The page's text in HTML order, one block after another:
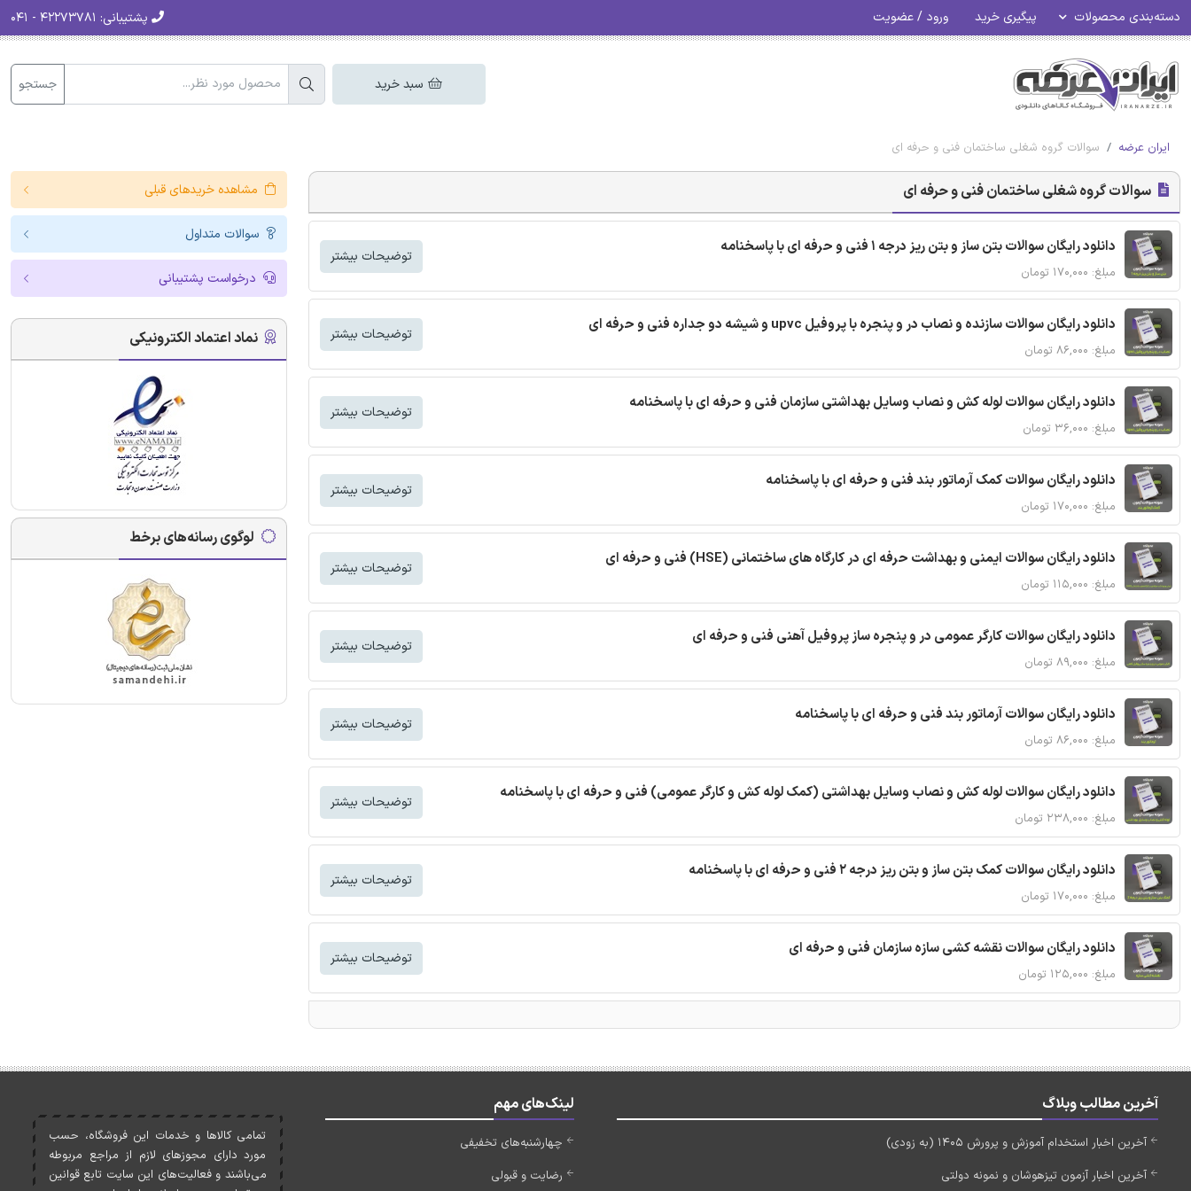
دسته‌بندی محصولات پیگیری خرید ورود / عضویت پشتیبانی:
سبد خرید جستجو
ایران عرضه سوالات گروه شغلی ساختمان فنی و حرفه ای
سوالات گروه شغلی ساختمان فنی و حرفه ای
دانلود رایگان سوالات بتن ساز و بتن ریز درجه 1 فنی و حرفه ای با پاسخنامه
مبلغ: ۱۷۰,۰۰۰ تومان
توضیحات بیشتر
دانلود رایگان سوالات سازنده و نصاب در و پنجره با پروفیل upvc و شیشه دو جداره فنی و حرفه ای
مبلغ: ۸۶,۰۰۰ تومان
توضیحات بیشتر
دانلود رایگان سوالات لوله کش و نصاب وسایل بهداشتی سازمان فنی و حرفه ای با پاسخنامه
مبلغ: ۳۶,۰۰۰ تومان
توضیحات بیشتر
دانلود رایگان سوالات کمک آرماتور بند فنی و حرفه ای با پاسخنامه
مبلغ: ۱۷۰,۰۰۰ تومان
توضیحات بیشتر
دانلود رایگان سوالات ایمنی و بهداشت حرفه ای در کارگاه های ساختمانی (HSE) فنی و حرفه ای
مبلغ: ۱۱۵,۰۰۰ تومان
توضیحات بیشتر
دانلود رایگان سوالات کارگر عمومی در و پنجره ساز پروفیل آهنی فنی و حرفه ای
مبلغ: ۸۹,۰۰۰ تومان
توضیحات بیشتر
دانلود رایگان سوالات آرماتور بند فنی و حرفه ای با پاسخنامه
مبلغ: ۸۶,۰۰۰ تومان
توضیحات بیشتر
دانلود رایگان سوالات لوله کش و نصاب وسایل بهداشتی (کمک لوله کش و کارگر عمومی) فنی و حرفه ای با پاسخنامه
مبلغ: ۲۳۸,۰۰۰ تومان
توضیحات بیشتر
دانلود رایگان سوالات کمک بتن ساز و بتن ریز درجه 2 فنی و حرفه ای با پاسخنامه
مبلغ: ۱۷۰,۰۰۰ تومان
توضیحات بیشتر
دانلود رایگان سوالات نقشه کشی سازه سازمان فنی و حرفه ای
مبلغ: ۱۲۵,۰۰۰ تومان
توضیحات بیشتر
مشاهده خریدهای قبلی
سوالات متداول
درخواست پشتیبانی
نماد اعتماد الکترونیکی
لوگوی رسانه‌های برخط
آخرین مطالب وبلاگ
آخرین اخبار استخدام آموزش و پرورش 1405 (به زودی)
آخرین اخبار آزمون تیزهوشان و نمونه دولتی
لینک‌های مهم
چهارشنبه‌های تخفیفی
رضایت و قبولی
تمامی کالاها و خدمات اين فروشگاه، حسب
مورد دارای مجوزهای لازم از مراجع مربوطه
می‌باشند و فعاليت‌های اين سايت تابع قوانين